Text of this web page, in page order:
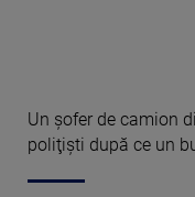
Un şofer de camion
poliţişti după ce un